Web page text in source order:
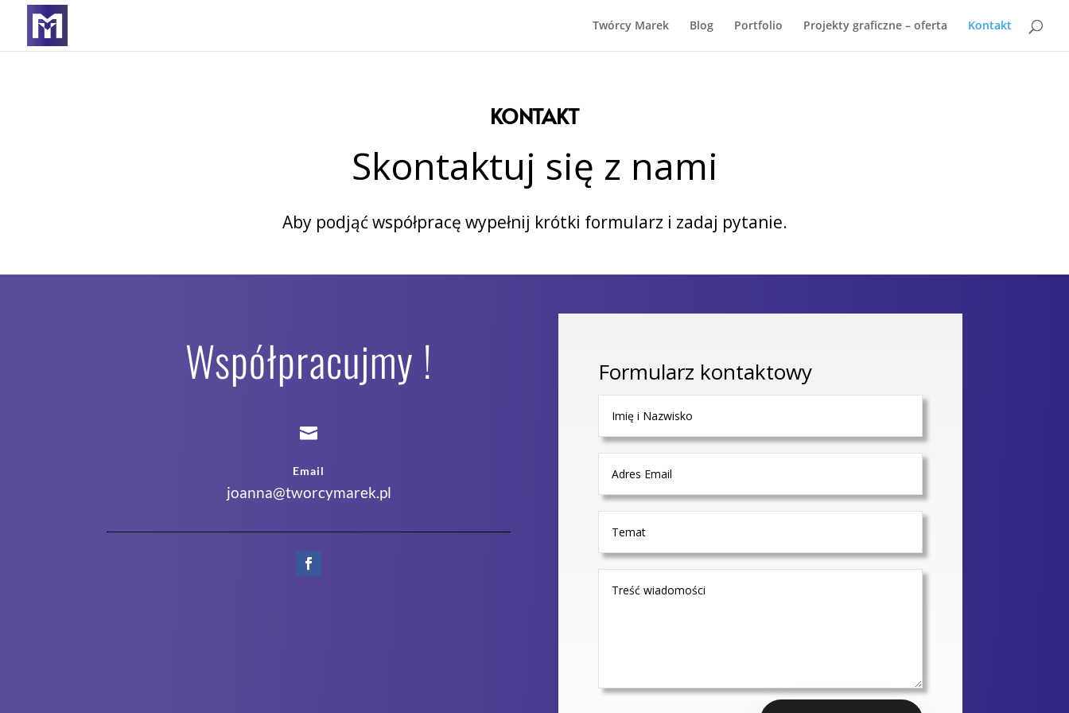
Twórcy Marek Blog Portfolio Projekty graficzne – oferta Kontakt
KONTAKT
Skontaktuj się z nami
Aby podjąć współpracę wypełnij krótki formularz i zadaj pytanie.
Współpracujmy !

Email
joanna@tworcymarek.pl
Formularz kontaktowy